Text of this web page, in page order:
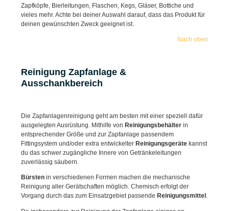
Zapfköpfe, Bierleitungen, Flaschen, Kegs, Gläser, Bottiche und
vieles mehr. Achte bei deiner Auswahl darauf, dass das Produkt für
deinen gewünschten Zweck geeignet ist.
Nach oben
Reinigung Zapfanlage &
Ausschankbereich
Die Zapfanlagenreinigung geht am besten mit einer speziell dafür
ausgelegten Ausrüstung. Mithilfe von Reinigungsbehälter in
entsprechender Größe und zur Zapfanlage passendem
Fittingsystem und/oder extra entwickelter Reinigungsgeräte kannst
du das schwer zugängliche Innere von Getränkeleitungen
zuverlässig säubern.
Bürsten in verschiedenen Formen machen die mechanische
Reinigung aller Gerätschaften möglich. Chemisch erfolgt der
Vorgang durch das zum Einsatzgebiet passende Reinigungsmittel .